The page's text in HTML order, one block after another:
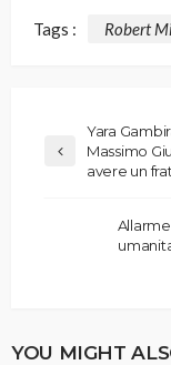
Tags : Robert
Yara
Massimo
avere un
YOU MIGHT